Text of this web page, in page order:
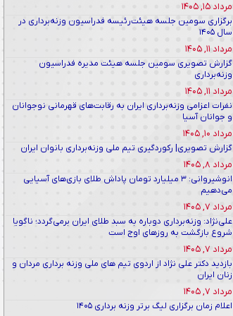
مرداد ۱۵, ۱۴۰۵
برگزاری سومین جلسه هیئت‌رئیسه فدراسیون وزنه‌برداری در
سال ۱۴۰۵
مرداد ۱۱, ۱۴۰۵
گزارش تصویری سومین جلسه هیئت مدیره فدراسیون
وزنه‌برداری
مرداد ۱۱, ۱۴۰۵
نفرات اعزامی وزنه‌برداری ایران به رقابت‌های قهرمانی نوجوانان
و جوانان آسیا
مرداد ۱۰, ۱۴۰۵
گزارش تصویری| رکوردگیری تیم ملی وزنه‌برداری بانوان ایران
مرداد ۸, ۱۴۰۵
انوشیروانی: ۳ میلیارد تومان پاداش طلای بازی‌های آسیایی
می‌دهیم
مرداد ۷, ۱۴۰۵
علی‌نژاد: وزنه‌برداری دوباره به سبد طلای ایران برمی‌گردد؛ ناگویا
شروع بازگشت به روزهای اوج است
مرداد ۷, ۱۴۰۵
بازدید دکتر علی نژاد از اردوی تیم های ملی وزنه برداری مردان و
زنان ایران
مرداد ۷, ۱۴۰۵
اعلام زمان برگزاری لیگ برتر وزنه برداری ۱۴۰۵